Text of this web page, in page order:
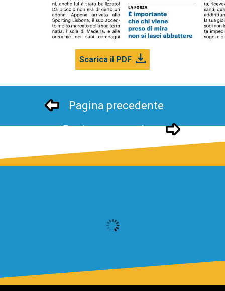
Scarica il PDF
Pagina precedente
Pagina successivo